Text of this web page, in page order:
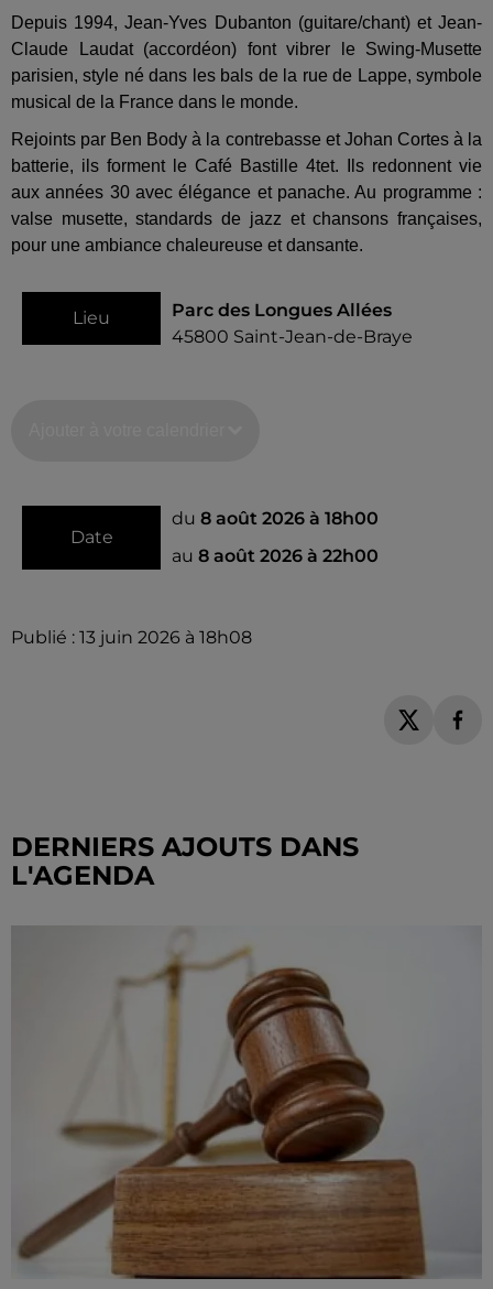
Depuis 1994, Jean-Yves Dubanton (guitare/chant) et Jean-
Claude Laudat (accordéon) font vibrer le Swing-Musette
parisien, style né dans les bals de la rue de Lappe, symbole
musical de la France dans le monde.
Rejoints par Ben Body à la contrebasse et Johan Cortes à la
batterie, ils forment le Café Bastille 4tet. Ils redonnent vie
aux années 30 avec élégance et panache. Au programme :
valse musette, standards de jazz et chansons françaises,
pour une ambiance chaleureuse et dansante.
Lieu
Parc des Longues Allées
45800 Saint-Jean-de-Braye
Date
du 8 août 2026 à 18h00
au 8 août 2026 à 22h00
Publié : 13 juin 2026 à 18h08
DERNIERS AJOUTS DANS
L'AGENDA